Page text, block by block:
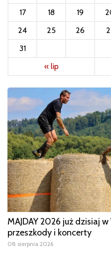
17
18 19
24
25 26
31
« lip
MAJDAY 2026 już dzisiaj
przeszkody i koncerty
08 sierpnia 2026